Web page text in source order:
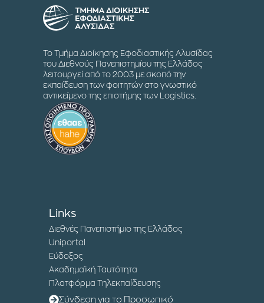
Το Τμήμα Διοίκησης Εφοδιαστικής Αλυσίδας
του Διεθνούς Πανεπιστημίου της Ελλάδος
λειτουργεί από το 2003 με σκοπό την
εκπαίδευση των φοιτητών στο γνωστικό
αντικείμενο της επιστήμης των Logistics.
Links
Διεθνές Πανεπιστήμιο της Ελλάδος
Uniportal
Εύδοξος
Ακαδημαϊκή Ταυτότητα
Πλατφόρμα Τηλεκπαίδευσης
Σύνδεση για το Προσωπικό